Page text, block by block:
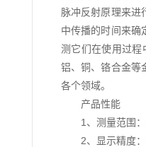
脉冲反射原理来进
中传播的时间来确
测它们在使用过程
铝、铜、铬合金等
各个领域。
产品性能
1、测量范围
2、显示精度